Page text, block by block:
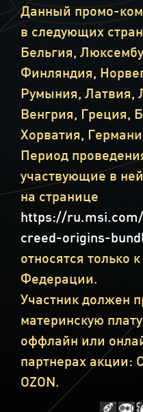
Данный промо-
в следующих
Бельгия,
Финляндия,
Румыния, Латвия,
Венгрия, Греция,
Хорватия,
Период
участвующие в
на странице
https://
creed-origins-
относятся только
Федерации.
Участник должен
материнскую
оффлайн или
партнерах акции:
OZON.